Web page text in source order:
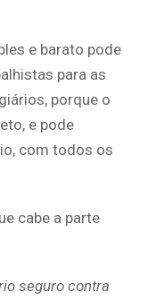
e barato pode
para as
porque o
e pode
com todos os
cabe a parte
seguro contra